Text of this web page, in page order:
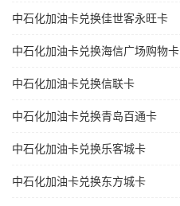
中石化加油卡兑换佳世客永旺卡
中石化加油卡兑换海信广场购物卡
中石化加油卡兑换信联卡
中石化加油卡兑换青岛百通卡
中石化加油卡兑换乐客城卡
中石化加油卡兑换东方城卡